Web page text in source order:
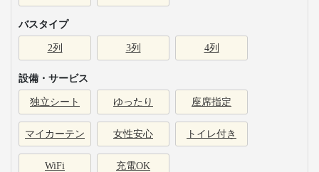
バスタイプ
2列 3列 4列
設備・サービス
独立シート ゆったり 座席指定
マイカーテン 女性安心 トイレ付き
WiFi 充電OK